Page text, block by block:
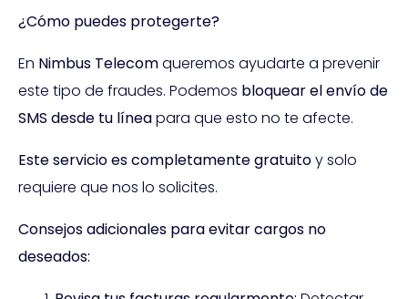
¿Cómo puedes protegerte?
En Nimbus Telecomqueremos ayudarte a prevenir
este tipo de fraudes. Podemos bloquear el envío de
SMS desde tu líneapara que esto no te afecte.
Este servicio es completamente gratuitoy solo
requiere que nos lo solicites.
Consejos adicionales para evitar cargos no
deseados: